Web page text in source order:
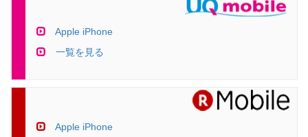
Apple iPhone
一覧を見る
Apple iPhone